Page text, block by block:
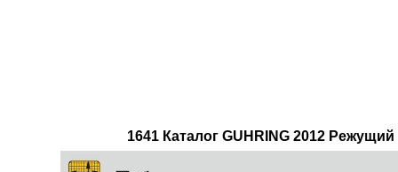
1641 Каталог GUHRING 2012